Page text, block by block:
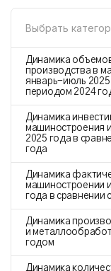
Выбрать
Динамика
производства в
январь-июль 2025
периодом 2024
Динамика
машиностроения
2025 года в
года
Динамика
машиностроении
года в сравнении
Динамика
и
годом
Динамика